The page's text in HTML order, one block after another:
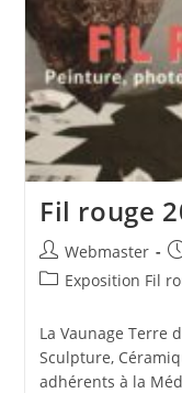
Fil rouge
Auteur/autrice
de
Webmaster
PostExposition Fil
La Vaunage Terre
Sculpture,
adhérents à la